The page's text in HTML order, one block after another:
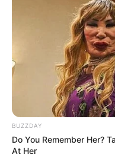
BUZZDAY
Do You Remember Her?
At Her